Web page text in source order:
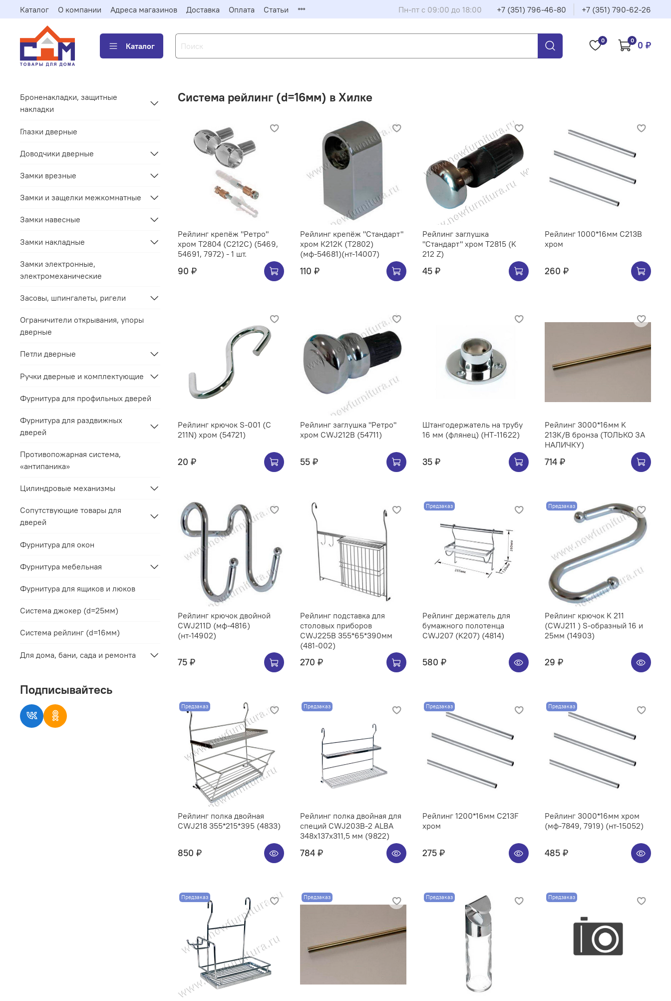
Каталог О компании Адреса магазинов Доставка Оплата Статьи Пн-пт с 09:00 до 18:00 +7 (351) 796-46-80 +7 (351) 790-62-26
Каталог
0 0 0 ₽
Система рейлинг (d=16мм) в Хилке
Рейлинг крепёж "Ретро"
хром Т2804 (С212C) (5469,
54691, 7972) - 1 шт.
90 ₽
Рейлинг крепёж "Стандарт"
хром К212К (Т2802)
(мф-54681)(нт-14007)
110 ₽
Рейлинг заглушка
"Стандарт" хром Т2815 (K
212 Z)
45 ₽
Рейлинг 1000*16мм C213B
хром
260 ₽
Рейлинг крючок S-001 (C
211N) хром (54721)
20 ₽
Рейлинг заглушка "Ретро"
хром CWJ212B (54711)
55 ₽
Штангодержатель на трубу
16 мм (флянец) (НТ-11622)
35 ₽
Рейлинг 3000*16мм K
213K/B бронза (ТОЛЬКО ЗА
НАЛИЧКУ)
714 ₽
Рейлинг крючок двойной
CWJ211D (мф-4816)
(нт-14902)
75 ₽
Рейлинг подставка для
столовых приборов
CWJ225B 355*65*390мм
(481-002)
270 ₽
Предзаказ
Рейлинг держатель для
бумажного полотенца
CWJ207 (K207) (4814)
580 ₽
Предзаказ
Рейлинг крючок K 211
(CWJ211 ) S-образный 16 и
25мм (14903)
29 ₽
Предзаказ
Рейлинг полка двойная
CWJ218 355*215*395 (4833)
850 ₽
Предзаказ
Рейлинг полка двойная для
специй CWJ203B-2 ALBA
348x137x311,5 мм (9822)
784 ₽
Предзаказ
Рейлинг 1200*16мм C213F
хром
275 ₽
Предзаказ
Рейлинг 3000*16мм хром
(мф-7849, 7919) (нт-15052)
485 ₽
Предзаказ Предзаказ Предзаказ Предзаказ
Броненакладки, защитные
накладки
Глазки дверные
Доводчики дверные
Замки врезные
Замки и защелки межкомнатные
Замки навесные
Замки накладные
Замки электронные,
электромеханические
Засовы, шпингалеты, ригели
Ограничители открывания, упоры
дверные
Петли дверные
Ручки дверные и комплектующие
Фурнитура для профильных дверей
Фурнитура для раздвижных
дверей
Противопожарная система,
«антипаника»
Цилиндровые механизмы
Сопутствующие товары для
дверей
Фурнитура для окон
Фурнитура мебельная
Фурнитура для ящиков и люков
Система джокер (d=25мм)
Система рейлинг (d=16мм)
Для дома, бани, сада и ремонта
Подписывайтесь